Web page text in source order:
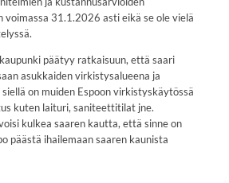
voimassa 31.1.2026 asti eikä se ole vielä
päätyy ratkaisuun, että saari
asukkaiden virkistysalueena ja
on muiden Espoon virkistyskäytössä
kuten laituri, saniteettitilat jne.
kulkea saaren kautta, että sinne on
päästä ihailemaan saaren kaunista